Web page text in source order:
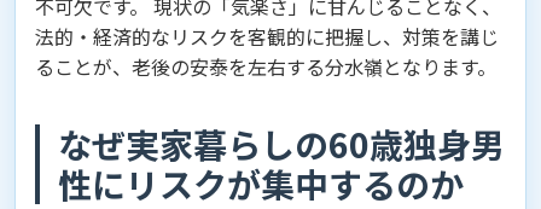
不可欠です。 現状の「気楽さ」に甘んじることなく、
法的・経済的なリスクを客観的に把握し、対策を講じ
ることが、老後の安泰を左右する分水嶺となります。
なぜ実家暮らしの60歳独身男
性にリスクが集中するのか